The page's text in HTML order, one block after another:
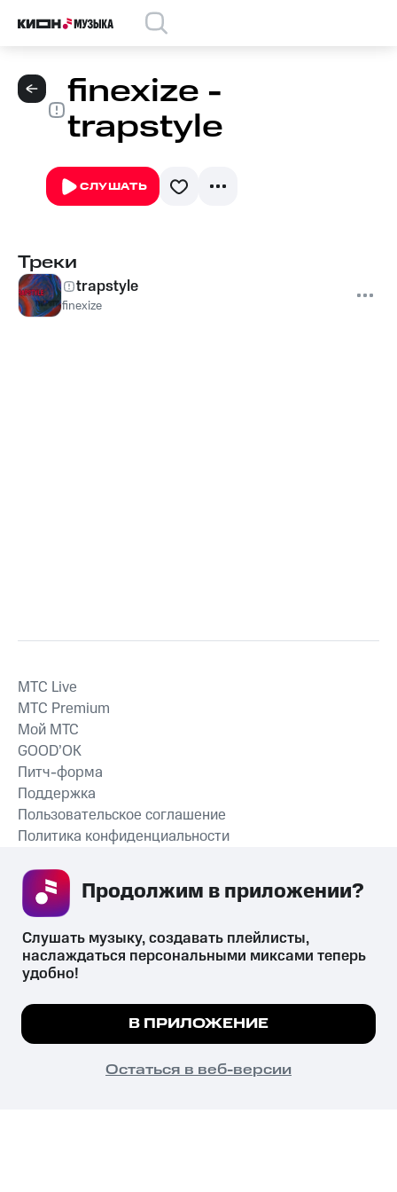
finexize -
trapstyle
СЛУШАТЬ
Треки
trapstyle
finexize
СКАЧАТЬ ПРИЛОЖЕНИЕ
MTС Live
MTС Premium
Мой МТС
GOOD’OK
Питч-форма
Поддержка
Пользовательское соглашение
Политика конфиденциальности
психотропных веществ, их аналогов причиняет вред здоровью,
их незаконный оборот запрещён и влечёт установленную
законодательством ответственность.
© 2026 ООО «КИОН».
Все права защищены
Мы используем куки, чтобы на сайте все
Подробнее
ПОНЯТНО
Слушать музыку, создавать плейлисты,
наслаждаться персональными миксами теперь
удобно!
В ПРИЛОЖЕНИЕ
Остаться в веб-версии